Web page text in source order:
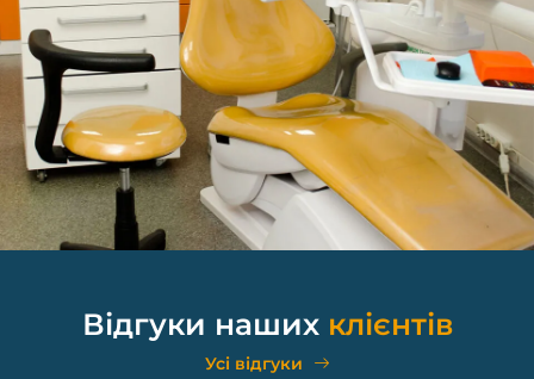
Відгуки наших клієнтів
Усі відгуки